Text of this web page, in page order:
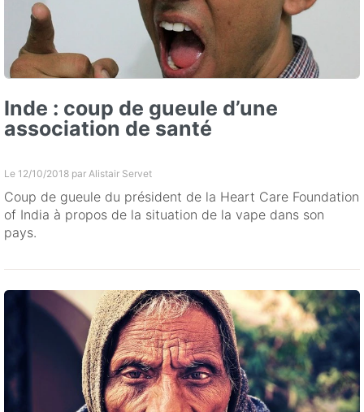
Inde : coup de gueule d’une
association de santé
Le 12/10/2018 par Alistair Servet
Coup de gueule du président de la Heart Care Foundation
of India à propos de la situation de la vape dans son
pays.